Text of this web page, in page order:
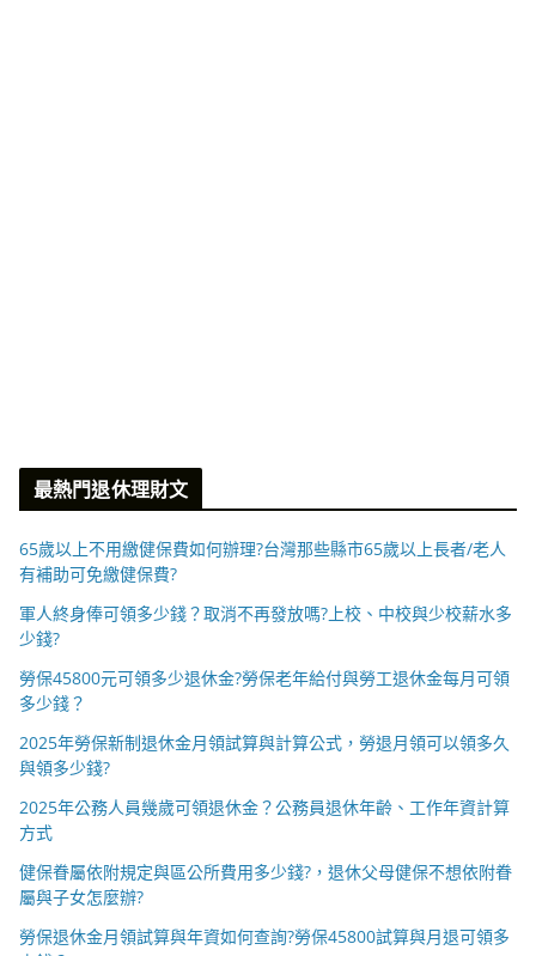
最熱門退休理財文
65歲以上不用繳健保費如何辦理?台灣那些縣市65歲以上長者/老人
有補助可免繳健保費?
軍人終身俸可領多少錢？取消不再發放嗎?上校、中校與少校薪水多
少錢?
勞保45800元可領多少退休金?勞保老年給付與勞工退休金每月可領
多少錢？
2025年勞保新制退休金月領試算與計算公式，勞退月領可以領多久
與領多少錢?
2025年公務人員幾歲可領退休金？公務員退休年齡、工作年資計算
方式
健保眷屬依附規定與區公所費用多少錢?，退休父母健保不想依附眷
屬與子女怎麼辦?
勞保退休金月領試算與年資如何查詢?勞保45800試算與月退可領多